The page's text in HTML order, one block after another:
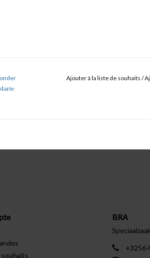
Ajouter à la liste de souhaits /
souhaits
BRA
+3256